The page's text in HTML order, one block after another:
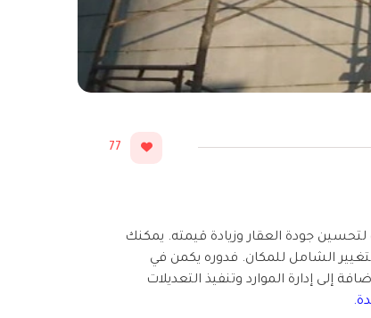
77
جودة العقار وزيادة قيمته. يمكنك
الشامل للمكان. فدوره يكمن في
إلى إدارة الموارد وتنفيذ التعديلات